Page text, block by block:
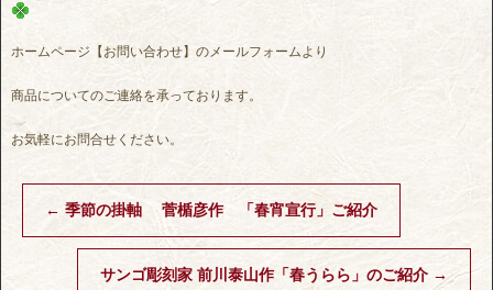
ホームページ【お問い合わせ】のメールフォームより
商品についてのご連絡を承っております。
お気軽にお問合せください。
← 季節の掛軸 菅楯彦作 「春宵宣行」ご紹介
サンゴ彫刻家 前川泰山作「春うらら」のご紹介 →